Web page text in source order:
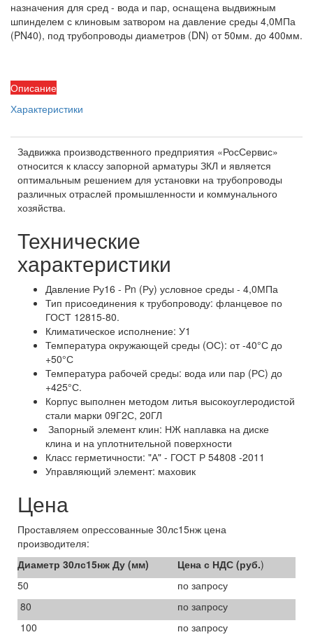
назначения для сред - вода и пар, оснащена выдвижным
шпинделем с клиновым затвором на давление среды 4,0МПа
(PN40), под трубопроводы диаметров (DN) от 50мм. до 400мм.
Описание
Характеристики
Задвижка производственного предприятия «РосСервис»
относится к классу запорной арматуры ЗКЛ и является
оптимальным решением для установки на трубопроводы
различных отраслей промышленности и коммунального
хозяйства.
Технические
характеристики
Давление Ру16 - Pn (Ру) условное среды - 4,0МПа
Тип присоединения к трубопроводу: фланцевое по
ГОСТ 12815-80.
Климатическое исполнение: У1
Температура окружающей среды (ОС): от -40°С до
+50°С
Температура рабочей среды: вода или пар (РС) до
+425°С.
Корпус выполнен методом литья высокоуглеродистой
стали марки 09Г2С, 20ГЛ
Запорный элемент клин: НЖ наплавка на диске
клина и на уплотнительной поверхности
Класс герметичности: "А" - ГОСТ Р 54808 -2011
Управляющий элемент: маховик
Цена
Проставляем опрессованные 30лс15нж цена
производителя:
Диаметр 30лс15нж Ду (мм) Цена с НДС (руб.)
50
по запросу
80
по запросу
100
по запросу